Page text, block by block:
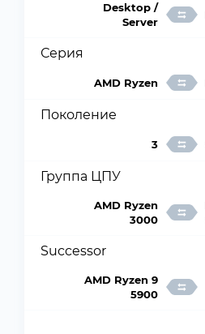
Desktop /
Server
Серия
AMD Ryzen
Поколение
3
Группа ЦПУ
AMD Ryzen
3000
Successor
AMD Ryzen 9
5900